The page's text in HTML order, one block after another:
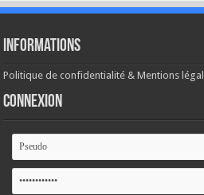
Informations
Politique de confidentialité & Mentions
Connexion